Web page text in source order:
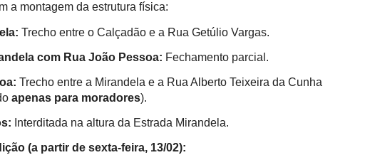
a montagem da estrutura física:
Trecho entre o Calçadão e a Rua Getúlio Vargas.
com Rua João Pessoa: Fechamento parcial.
Trecho entre a Mirandela e a Rua Alberto Teixeira da Cunha
apenas para moradores).
Interditada na altura da Estrada Mirandela.
(a partir de sexta-feira, 13/02):